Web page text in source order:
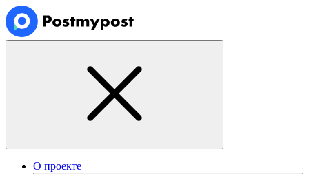
О проекте